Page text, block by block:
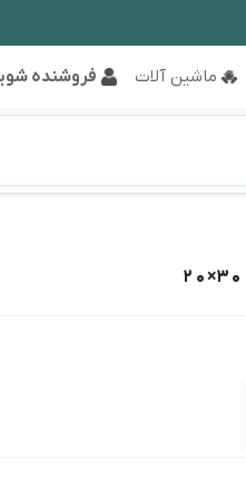
ماشین آلات فروشنده